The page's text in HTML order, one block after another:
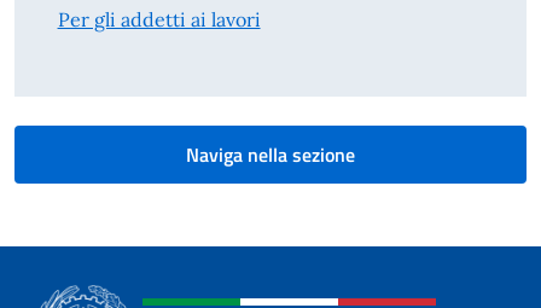
Per gli addetti ai lavori
Naviga nella sezione